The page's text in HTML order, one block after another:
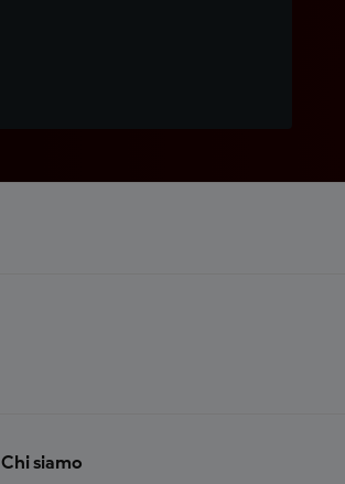
Chi siamo